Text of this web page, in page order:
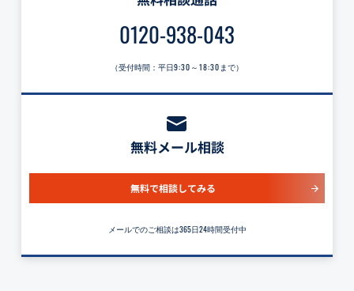
0120-938-043
（受付時間：平日9:30～18:30 まで）
無料メール相談
無料で相談してみる
メールでのご相談は365日24時間受付中